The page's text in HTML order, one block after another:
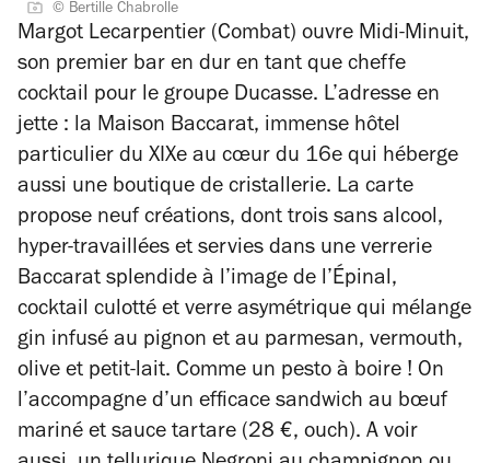
4
sur
5
étoiles
© Bertille Chabrolle
Margot Lecarpentier (Combat) ouvre Midi-Minuit,
son premier bar en dur en tant que cheffe
cocktail pour le groupe Ducasse. L’adresse en
jette : la Maison Baccarat, immense hôtel
particulier du XIXe au cœur du 16e qui héberge
aussi une boutique de cristallerie. La carte
propose neuf créations, dont trois sans alcool,
hyper-travaillées et servies dans une verrerie
Baccarat splendide à l’image de l’Épinal,
cocktail culotté et verre asymétrique qui mélange
gin infusé au pignon et au parmesan, vermouth,
olive et petit-lait. Comme un pesto à boire ! On
l’accompagne d’un efficace sandwich au bœuf
mariné et sauce tartare (28 €, ouch). A voir